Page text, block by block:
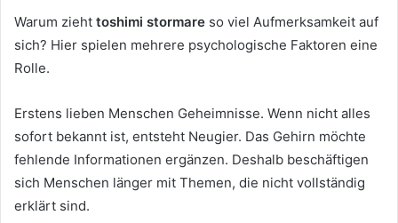
Warum zieht toshimi stormare so viel Aufmerksamkeit auf
sich? Hier spielen mehrere psychologische Faktoren eine
Rolle.
Erstens lieben Menschen Geheimnisse. Wenn nicht alles
sofort bekannt ist, entsteht Neugier. Das Gehirn möchte
fehlende Informationen ergänzen. Deshalb beschäftigen
sich Menschen länger mit Themen, die nicht vollständig
erklärt sind.